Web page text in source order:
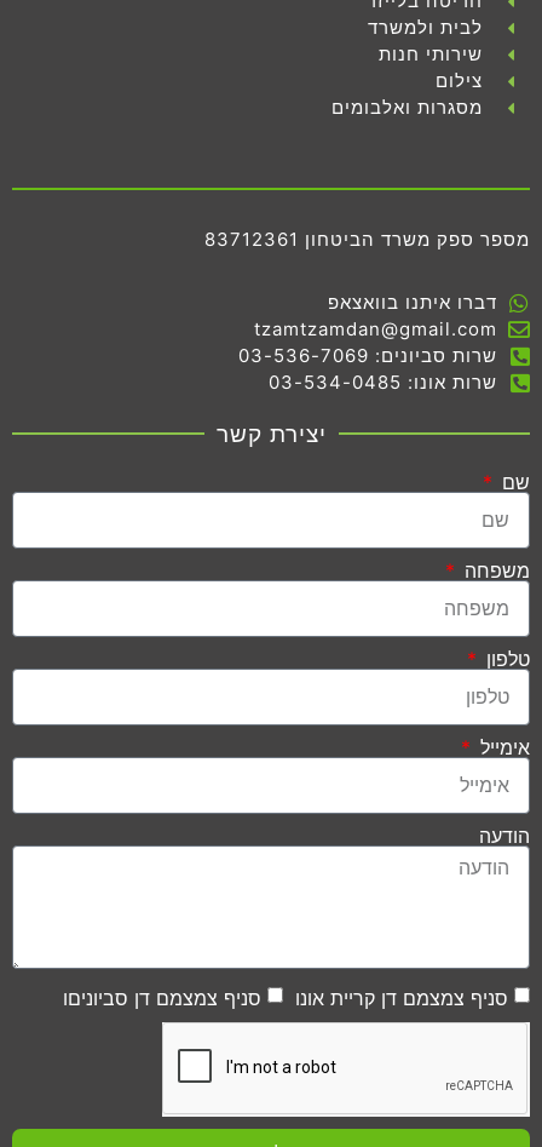
לבית ולמשרד
שירותי חנות
צילום
מסגרות ואלבומים
מספר ספק משרד הביטחון 83712361
דברו איתנו בוואצאפ
tzamtzamdan@gmail.com
שרות סביונים: 03-536-7069
שרות אונו: 03-534-0485
יצירת קשר
שם
משפחה
טלפון
אימייל
הודעה
סניף צמצמם דן קריית אונו סניף צמצמם דן סביוניםו